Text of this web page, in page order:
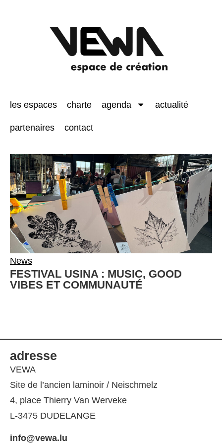
les espaces charte agenda actualité
partenaires contact
News
FESTIVAL USINA : MUSIC, GOOD
VIBES ET COMMUNAUTÉ
adresse
VEWA
Site de l’ancien laminoir / Neischmelz
4, place Thierry Van Werveke
L-3475 DUDELANGE
info@vewa.lu